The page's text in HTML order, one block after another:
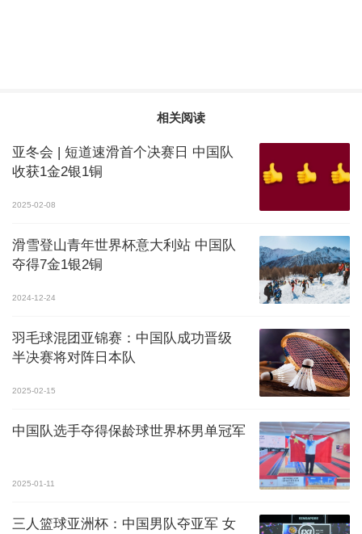
相关阅读
亚冬会 | 短道速滑首个决赛日 中国队
收获1金2银1铜
2025-02-08
滑雪登山青年世界杯意大利站 中国队
夺得7金1银2铜
2024-12-24
羽毛球混团亚锦赛：中国队成功晋级
半决赛将对阵日本队
2025-02-15
中国队选手夺得保龄球世界杯男单冠军
2025-01-11
三人篮球亚洲杯：中国男队夺亚军 女